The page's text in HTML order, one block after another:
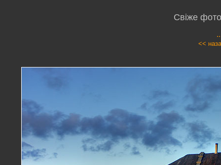
Свіже
<<